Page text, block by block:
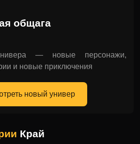
общага
— новые персонажи,
и новые приключения
новый универ
Край